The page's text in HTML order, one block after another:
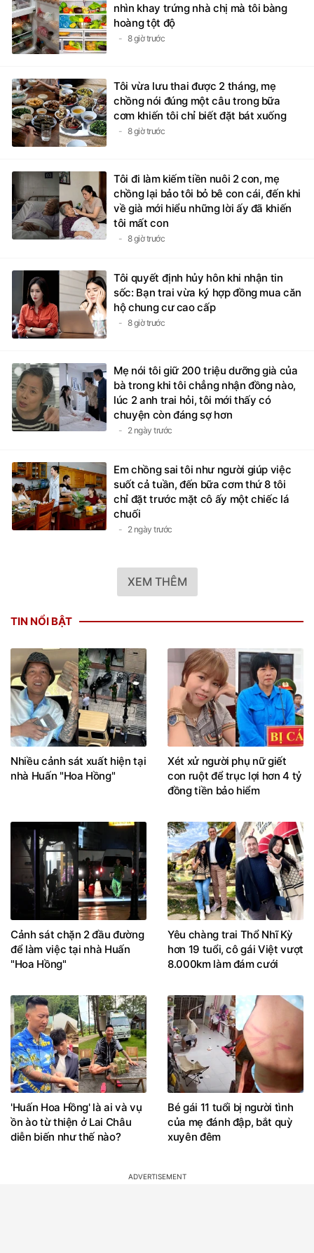
nhìn khay trứng nhà chị mà tôi bàng
hoàng tột độ
8 giờ trước
Tôi vừa lưu thai được 2 tháng, mẹ
chồng nói đúng một câu trong bữa
cơm khiến tôi chỉ biết đặt bát xuống
8 giờ trước
Tôi đi làm kiếm tiền nuôi 2 con, mẹ
chồng lại bảo tôi bỏ bê con cái, đến khi
về già mới hiểu những lời ấy đã khiến
tôi mất con
8 giờ trước
Tôi quyết định hủy hôn khi nhận tin
sốc: Bạn trai vừa ký hợp đồng mua căn
hộ chung cư cao cấp
8 giờ trước
Mẹ nói tôi giữ 200 triệu dưỡng già của
bà trong khi tôi chẳng nhận đồng nào,
lúc 2 anh trai hỏi, tôi mới thấy có
chuyện còn đáng sợ hơn
2 ngày trước
Em chồng sai tôi như người giúp việc
suốt cả tuần, đến bữa cơm thứ 8 tôi
chỉ đặt trước mặt cô ấy một chiếc lá
chuối
2 ngày trước
XEM THÊM
TIN NỔI BẬT
Nhiều cảnh sát xuất hiện tại
nhà Huấn "Hoa Hồng"
Xét xử người phụ nữ giết
con ruột để trục lợi hơn 4 tỷ
đồng tiền bảo hiểm
Cảnh sát chặn 2 đầu đường
để làm việc tại nhà Huấn
"Hoa Hồng"
Yêu chàng trai Thổ Nhĩ Kỳ
hơn 19 tuổi, cô gái Việt vượt
8.000km làm đám cưới
'Huấn Hoa Hồng' là ai và vụ
ồn ào từ thiện ở Lai Châu
diễn biến như thế nào?
Bé gái 11 tuổi bị người tình
của mẹ đánh đập, bắt quỳ
xuyên đêm